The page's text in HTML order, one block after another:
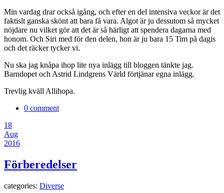
Min vardag drar också igång, och efter en del intensiva veckor är det
faktislt ganska skönt att bara få vara. Algot är ju dessutom så mycket
nöjdare nu vilket gör att det är så härligt att spendera dagarna med
honom. Och Siri med för den delen, hon är ju bara 15 Tim på dagis
och det räcker tycker vi.
Nu ska jag knåpa ihop lite nya inlägg till bloggen tänkte jag.
Barndopet och Astrid Lindgrens Värld förtjänar egna inlägg.
Trevlig kväll Allihopa.
0 comment
18
Aug
2016
Förberedelser
categories: Diverse